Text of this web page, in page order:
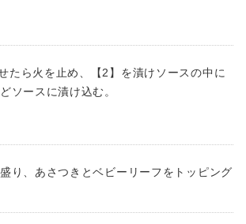
たら火を止め、【2】を漬けソースの中に
ソースに漬け込む。
り、あさつきとベビーリーフをトッピング